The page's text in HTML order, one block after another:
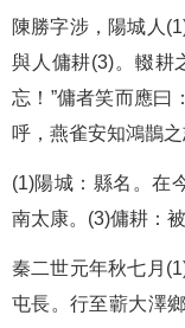
陳勝字涉，陽城人
與人傭耕(3)。輟耕
忘！”傭者笑而應曰
呼，燕雀安知鴻鵲之
(1)陽城：縣名。在
南太康。(3)傭耕：
秦二世元年秋七月
屯長。行至蘄大澤